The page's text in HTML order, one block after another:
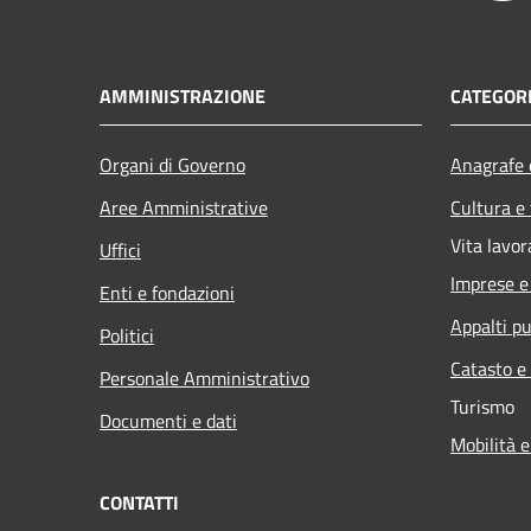
AMMINISTRAZIONE
Organi di Governo
Aree Amministrative
Uffici
Enti e fondazioni
Politici
Personale Amministrativo
Documenti e dati
Cultura
Vita
Imprese
Appalti
Catasto
Turismo
Mobilità
CONTATTI